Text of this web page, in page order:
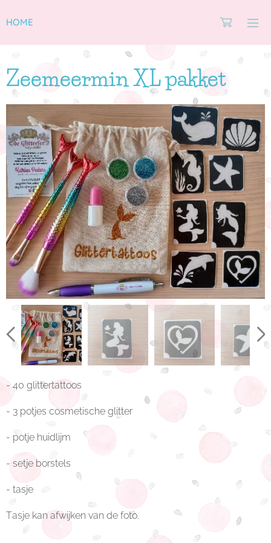
HOME
Zeemeermin XL pakket
- 40 glittertattoos
- 3 potjes cosmetische glitter
- potje huidlijm
- setje borstels
- tasje
Tasje kan afwijken van de foto.